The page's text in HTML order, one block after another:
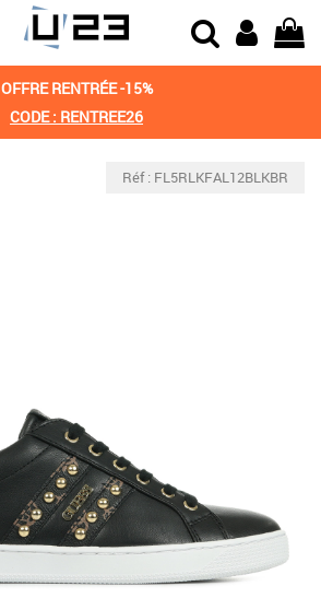
OFFRE RENTRÉE -15%
CODE : RENTREE26
Réf : FL5RLKFAL12BLKBR